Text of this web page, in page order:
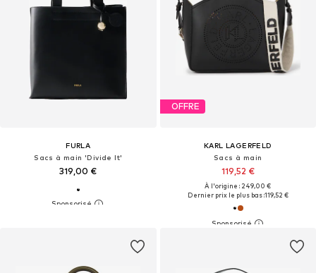
FURLA
Sacs à main 'Divide It'
319,00 €
OFFRE
KARL LAGERFELD
Sacs à main
119,52 €
À l'origine : 249,00 €
Dernier prix le plus bas :119,52 €